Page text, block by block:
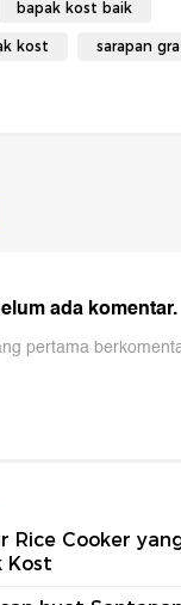
bapak kost baik
kost sarapan
ada komentar.
pertama
Rice Cooker
Kost